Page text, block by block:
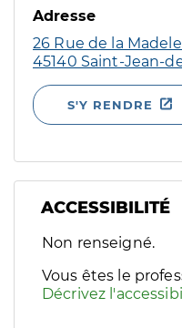
Adresse
26 Rue de la
45140 Saint-Jean-
S'Y RENDRE
ACCESSIBILITÉ
Filtres
Sélectionnez un ou
Non renseigné.
Vous êtes le
Décrivez